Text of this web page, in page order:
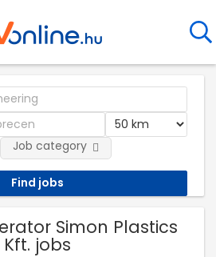
Job category
Simon Plastics
Kft. jobs